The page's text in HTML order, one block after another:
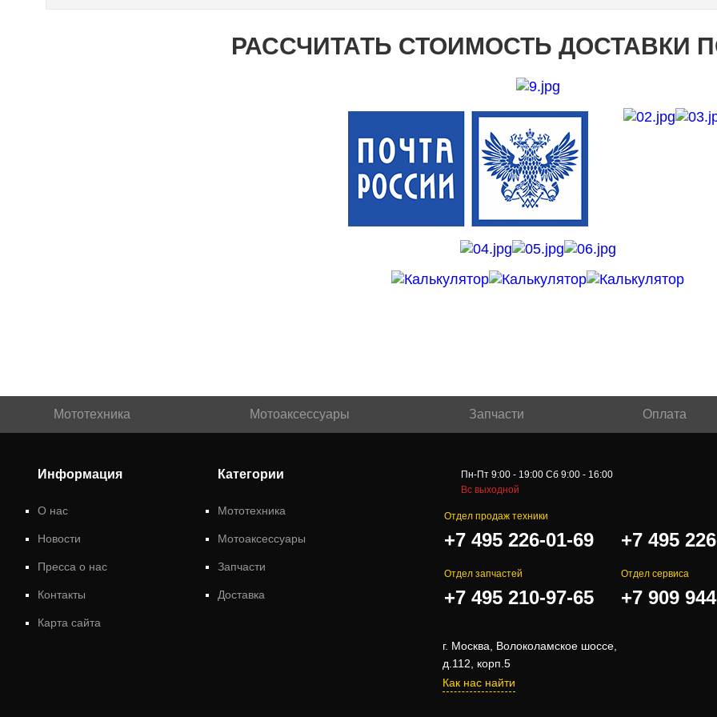
РАССЧИТАТЬ СТОИМОСТЬ ДОСТАВКИ
Мототехника Мотоаксессуары Запчасти Оплата
Информация
О нас
Новости
Пресса о нас
Контакты
Карта сайта
Категории
Мототехника
Мотоаксессуары
Запчасти
Доставка
Пн-Пт 9:00 - 19:00 Сб 9:00 - 16:00
Вс выходной
Отдел продаж техники
+7 495 226-01-69 +7 495
Отдел запчастей
+7 495 210-97-65
Отдел сервиса
+7 909
г. Москва, Волоколамское шоссе,
д.112, корп.5
Как нас найти